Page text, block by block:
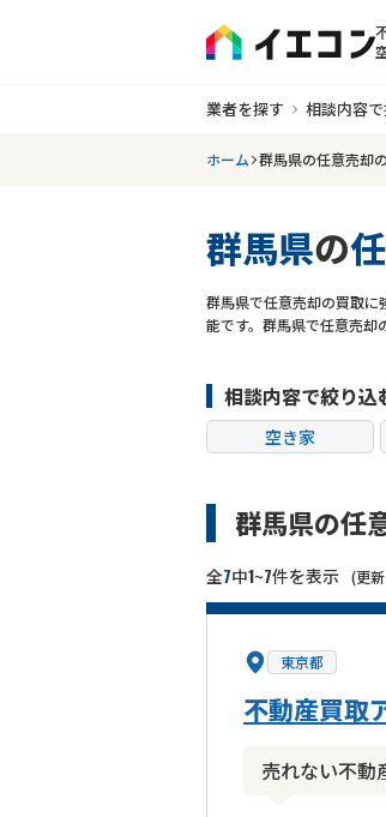
業者を探す 相談内容
ホーム 群馬県の任意売却
群馬県の
群馬県で任意売却の買取に
能です。群馬県で任意売却
相談内容で絞り込
空き家
群馬県の任
全7中1~7件を表示 (更
東京都
不動産買取
売れない不動